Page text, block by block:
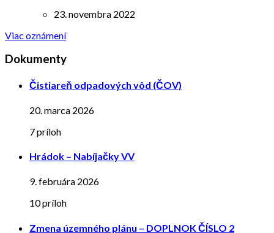
23. novembra 2022
Viac oznámení
Dokumenty
Čistiareň odpadových vôd (ČOV)
20. marca 2026
7 príloh
Hrádok – Nabíjačky VV
9. februára 2026
10 príloh
Zmena územného plánu – DOPLNOK ČÍSLO 2